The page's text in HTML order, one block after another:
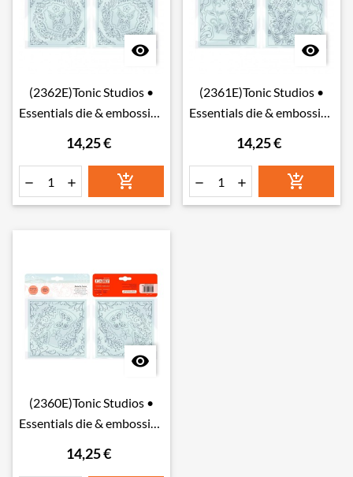

(2362E)Tonic Studios •
Essentials die & embossing
14,25 €
  

(2361E)Tonic Studios •
Essentials die & embossing
14,25 €
  

(2360E)Tonic Studios •
Essentials die & embossing
14,25 €